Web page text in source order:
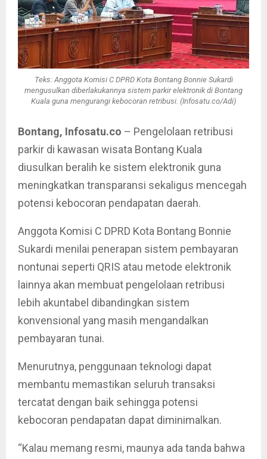
Teks: Anggota Komisi C DPRD Kota Bontang Bonnie Sukardi
mengusulkan diberlakukannya sistem parkir elektronik di Bontang
Kuala guna mengurangi kebocoran retribusi. (Infosatu.co/Adi)
Bontang, Infosatu.co – Pengelolaan retribusi
parkir di kawasan wisata Bontang Kuala
diusulkan beralih ke sistem elektronik guna
meningkatkan transparansi sekaligus mencegah
potensi kebocoran pendapatan daerah.
Anggota Komisi C DPRD Kota Bontang Bonnie
Sukardi menilai penerapan sistem pembayaran
nontunai seperti QRIS atau metode elektronik
lainnya akan membuat pengelolaan retribusi
lebih akuntabel dibandingkan sistem
konvensional yang masih mengandalkan
pembayaran tunai.
Menurutnya, penggunaan teknologi dapat
membantu memastikan seluruh transaksi
tercatat dengan baik sehingga potensi
kebocoran pendapatan dapat diminimalkan.
“Kalau memang resmi, maunya ada tanda bahwa